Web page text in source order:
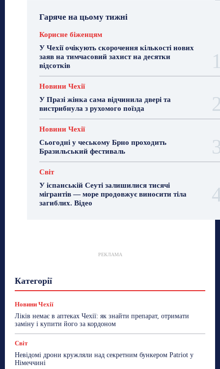
Гаряче на цьому тижні
Корисне біженцям
У Чехії очікують скорочення кількості нових
заяв на тимчасовий захист на десятки
відсотків
Новини Чехії
У Празі жінка сама відчинила двері та
вистрибнула з рухомого поїзда
Новини Чехії
Сьогодні у чеському Брно проходить
Бразильський фестиваль
Світ
У іспанській Сеуті залишилися тисячі
мігрантів — море продовжує виносити тіла
загиблих. Відео
РЕКЛАМА
Категорії
Новини Чехії
Робота
Сад та город
ТехноМанія
Топ-новини Фоторепортаж
Новини Чехії
Ліків немає в аптеках Чехії: як знайти препарат, отримати
заміну і купити його за кордоном
Світ
Невідомі дрони кружляли над секретним бункером Patriot у
Німеччині